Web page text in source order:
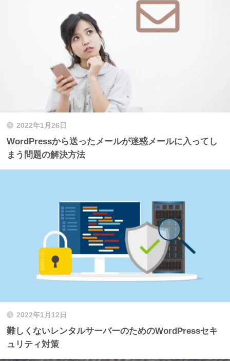
2022年1月26日
WordPressから送ったメールが迷惑メールに入ってし
まう問題の解決方法
2022年1月12日
難しくないレンタルサーバーのためのWordPressセキ
ュリティ対策